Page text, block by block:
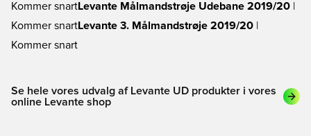
Kommer snartLevante Målmandstrøje Udebane 2019/20
Kommer snartLevante 3. Målmandstrøje 2019/20
Kommer snart
Se hele vores udvalg af Levante UD produkter i vores
online Levante shop